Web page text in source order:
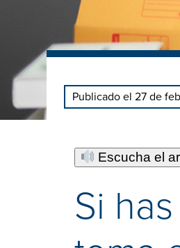
Publicado el 27 de
Escucha el
Si